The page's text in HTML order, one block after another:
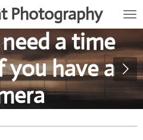
Photography
a time
you have a